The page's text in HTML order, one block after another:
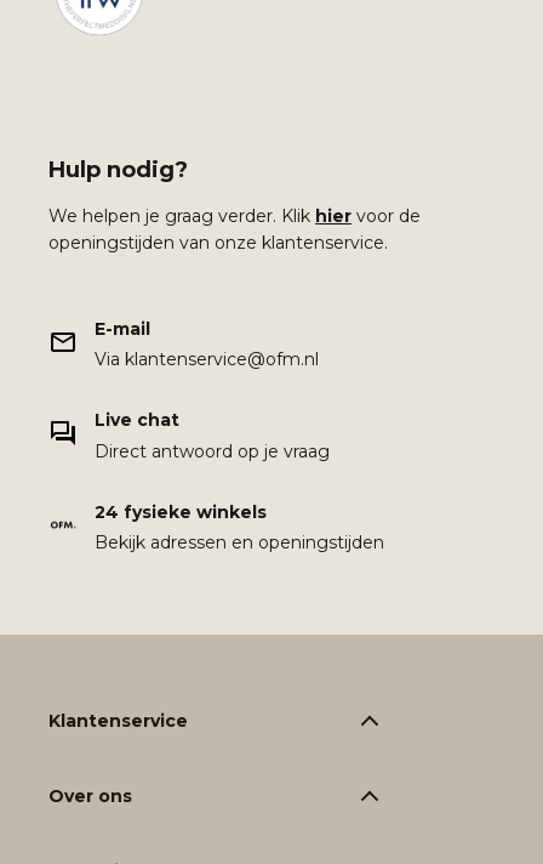
Hulp nodig?
We helpen je graag verder. Klik hier voor de
openingstijden van onze klantenservice.
E-mail
Via klantenservice@ofm.nl
Live chat
Direct antwoord op je vraag
24 fysieke winkels
Bekijk adressen en openingstijden
Klantenservice
Over ons